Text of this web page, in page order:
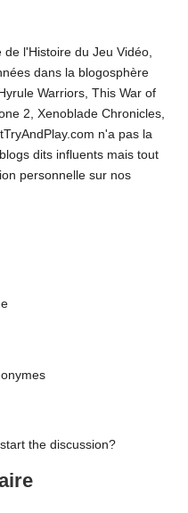
l'Histoire du Jeu Vidéo,
dans la blogosphère
Warriors, This War of
2, Xenoblade Chronicles,
n'a pas la
dits influents mais tout
personnelle sur nos
the discussion?